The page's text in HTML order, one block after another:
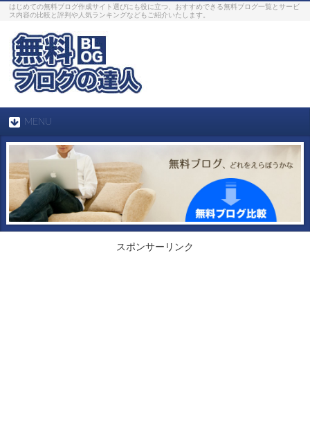
はじめての無料ブログ作成サイト選びにも役に立つ、おすすめできる無料ブログ一覧とサービ
ス内容の比較と評判や人気ランキングなどもご紹介いたします。
MENU
スポンサーリンク